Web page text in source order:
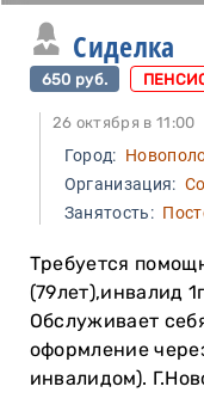
Сиделка
650 руб.
26 октября в
Город:
Организация:
Занятость:
Требуется
(79лет),инвалид
Обслуживает
оформление
инвалидом).